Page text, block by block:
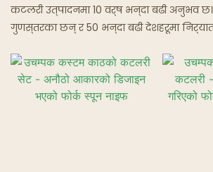
बेकरी
घोस्ट रेस्टुरेन्टहरू
कटलरी उत्पादनमा 10 वर्ष भन्दा बढी अनुभव
गुणस्तरका छन् र 50 भन्दा बढी देशहरूमा